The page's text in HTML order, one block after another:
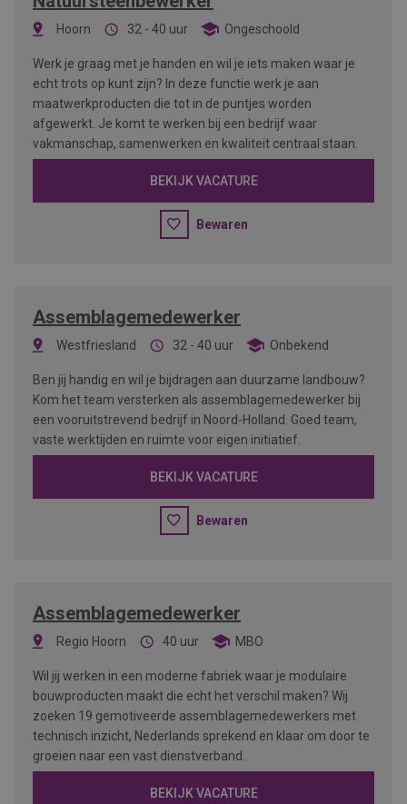
Hoorn 32 - 40 uur Ongeschoold
Werk je graag met je handen en wil je iets maken waar je
echt trots op kunt zijn? In deze functie werk je aan
maatwerkproducten die tot in de puntjes worden
afgewerkt. Je komt te werken bij een bedrijf waar
vakmanschap, samenwerken en kwaliteit centraal staan.
BEKIJK VACATURE
Bewaren
Assemblagemedewerker
Westfriesland 32 - 40 uur Onbekend
Ben jij handig en wil je bijdragen aan duurzame landbouw?
Kom het team versterken als assemblagemedewerker bij
een vooruitstrevend bedrijf in Noord-Holland. Goed team,
vaste werktijden en ruimte voor eigen initiatief.
BEKIJK VACATURE
Bewaren
Assemblagemedewerker
Regio Hoorn 40 uur MBO
Wil jij werken in een moderne fabriek waar je modulaire
bouwproducten maakt die echt het verschil maken? Wij
zoeken 19 gemotiveerde assemblagemedewerkers met
technisch inzicht, Nederlands sprekend en klaar om door te
groeien naar een vast dienstverband.
BEKIJK VACATURE